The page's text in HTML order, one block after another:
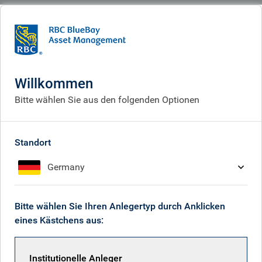
People Samuel Leslie
Willkommen
Bitte wählen Sie aus den folgenden Optionen
Standort
Germany
Bitte wählen Sie Ihren Anlegertyp durch Anklicken
eines Kästchens aus:
Institutionelle Anleger